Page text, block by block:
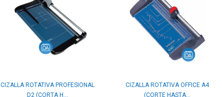
CIZALLA ROTATIVA PROFESIONAL
D2 (CORTA H...
CIZALLA ROTATIVA OFFICE A4
(CORTE HASTA...